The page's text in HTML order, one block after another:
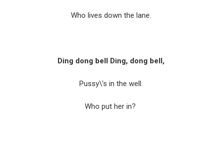
Who lives down the lane.
Ding dong bell Ding, dong bell,
Pussy\’s in the well.
Who put her in?